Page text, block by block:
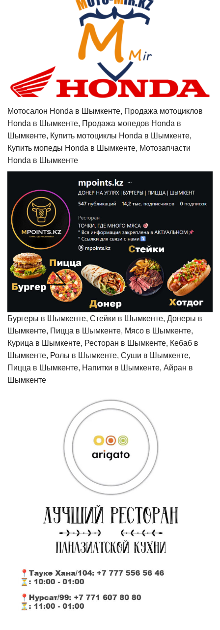
Мотосалон Honda в Шымкенте, Продажа мотоциклов
Honda в Шымкенте, Продажа мопедов Honda в
Шымкенте, Купить мотоциклы Honda в Шымкенте,
Купить мопеды Honda в Шымкенте, Мотозапчасти
Honda в Шымкенте
Бургеры в Шымкенте, Стейки в Шымкенте, Донеры в
Шымкенте, Пицца в Шымкенте, Мясо в Шымкенте,
Курица в Шымкенте, Ресторан в Шымкенте, Кебаб в
Шымкенте, Ролы в Шымкенте, Суши в Шымкенте,
Пицца в Шымкенте, Напитки в Шымкенте, Айран в
Шымкенте